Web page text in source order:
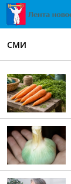
СМИ